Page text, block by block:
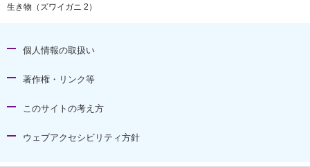
生き物（ズワイガニ 2）
個人情報の取扱い
著作権・リンク等
このサイトの考え方
ウェブアクセシビリティ方針